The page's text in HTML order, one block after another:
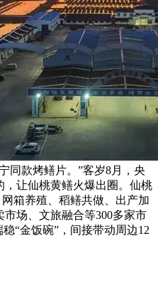
同款烤鳝片。”客岁8月，央
让仙桃黄鳝火爆出圈。仙桃
箱养殖、稻鳝共做、出产加
场、文旅融合等300多家市
“金饭碗”，间接带动周边12